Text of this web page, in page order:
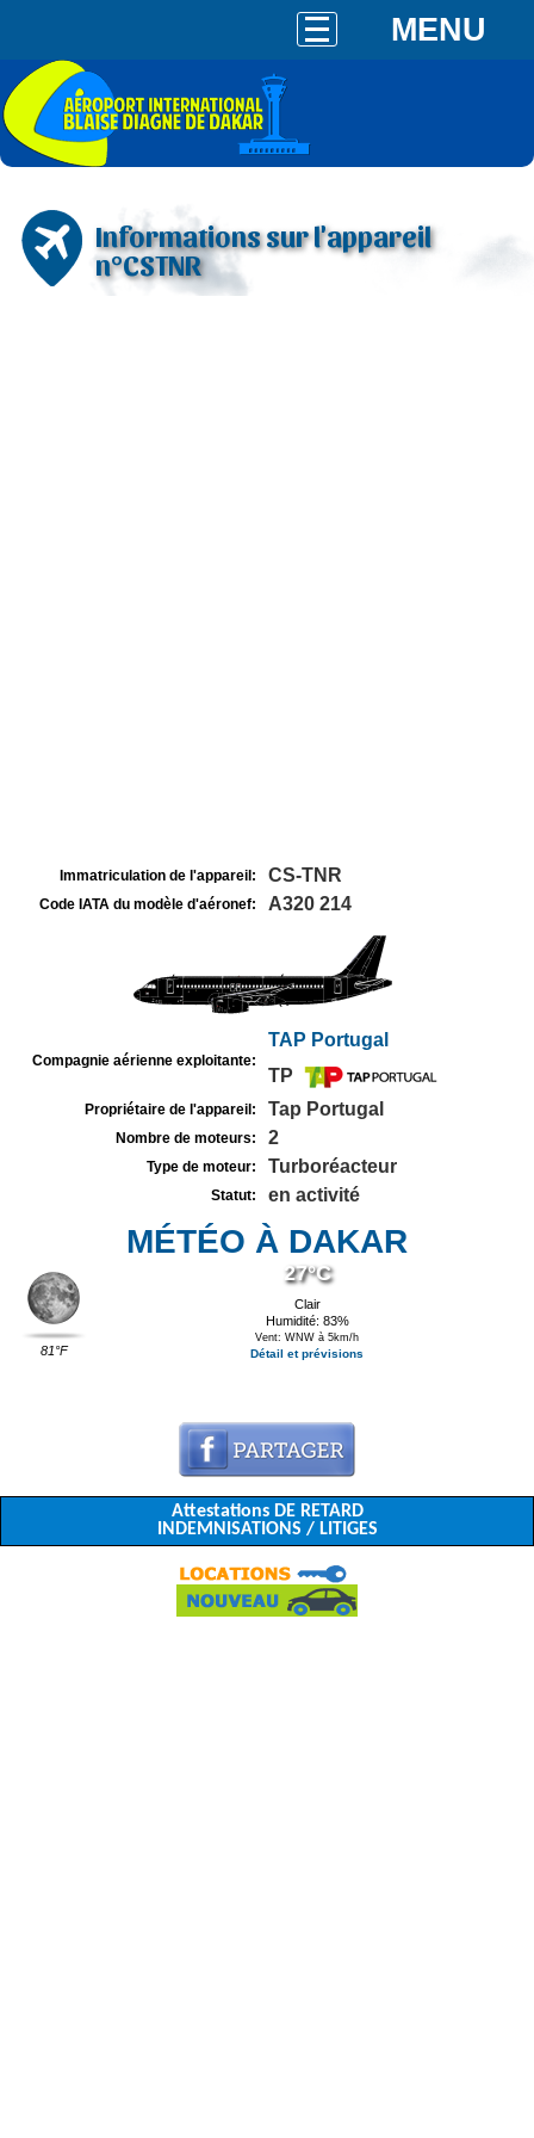
MENU
Informations sur l'appareil
n°CSTNR
Immatriculation de l'appareil: CS-TNR
Code IATA du modèle d'aéronef: A320 214
Compagnie aérienne exploitante:
TAP Portugal
TP
Propriétaire de l'appareil: Tap Portugal
Nombre de moteurs: 2
Type de moteur: Turboréacteur
Statut: en activité
MÉTÉO À DAKAR
81°F
27°C
Clair
Humidité: 83%
Vent: WNW à 5km/h
Détail et prévisions
Attestations DE RETARD
INDEMNISATIONS / LITIGES